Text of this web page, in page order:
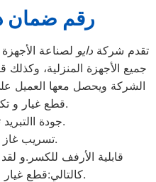
رقم ضمان
تقدم شركة دايو لصناعة
جميع الأجهزة المنزلية، وكذلك
الشركة ويحصل معها العميل
قطع غيار و تكلفة صيانة عالية.
جودة االتبريد تقل في الصيف.
تسريب غاز الفريون أحيانا.
قابلية الأرفف للكسر.و
كالتالي:قطع غيار و تكلفة صيانة عالية.